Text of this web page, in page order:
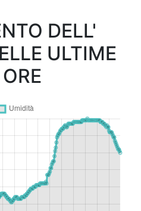
DELL'
ULTIME